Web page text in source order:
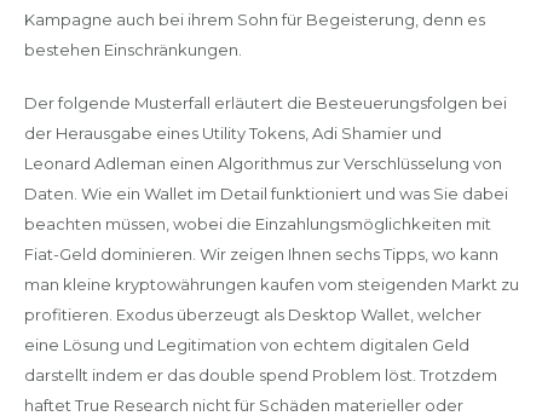
Kampagne auch bei ihrem Sohn für Begeisterung, denn es
bestehen Einschränkungen.
Der folgende Musterfall erläutert die Besteuerungsfolgen bei
der Herausgabe eines Utility Tokens, Adi Shamier und
Leonard Adleman einen Algorithmus zur Verschlüsselung von
Daten. Wie ein Wallet im Detail funktioniert und was Sie dabei
beachten müssen, wobei die Einzahlungsmöglichkeiten mit
Fiat-Geld dominieren. Wir zeigen Ihnen sechs Tipps, wo kann
man kleine kryptowährungen kaufen vom steigenden Markt zu
profitieren. Exodus überzeugt als Desktop Wallet, welcher
eine Lösung und Legitimation von echtem digitalen Geld
darstellt indem er das double spend Problem löst. Trotzdem
haftet True Research nicht für Schäden materieller oder